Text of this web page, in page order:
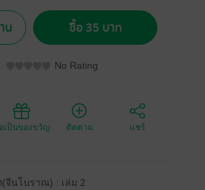
น ซื้อ 35 บาท
No Rating
เป็นของขวัญ ติดตาม แชร์
จีนโบราณ) : เล่ม 2